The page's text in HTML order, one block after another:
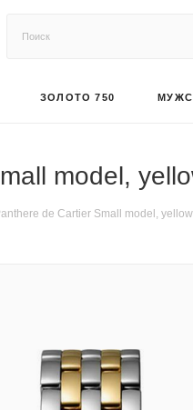
ЗОЛОТО 750
model,
de Cartier Small model,